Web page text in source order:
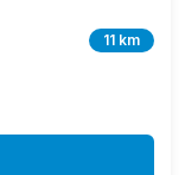
11 km